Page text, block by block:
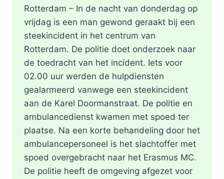
Rotterdam – In de nacht van donderdag op
vrijdag is een man gewond geraakt bij een
steekincident in het centrum van
Rotterdam. De politie doet onderzoek naar
de toedracht van het incident. Iets voor
02.00 uur werden de hulpdiensten
gealarmeerd vanwege een steekincident
aan de Karel Doormanstraat. De politie en
ambulancedienst kwamen met spoed ter
plaatse. Na een korte behandeling door het
ambulancepersoneel is het slachtoffer met
spoed overgebracht naar het Erasmus MC.
De politie heeft de omgeving afgezet voor